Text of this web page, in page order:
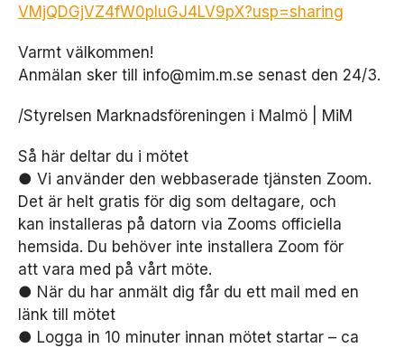
VMjQDGjVZ4fW0pIuGJ4LV9pX?usp=sharing
Varmt välkommen!
Anmälan sker till info@mim.m.se senast den 24/3.
/Styrelsen Marknadsföreningen i Malmö | MiM
Så här deltar du i mötet
● Vi använder den webbaserade tjänsten Zoom.
Det är helt gratis för dig som deltagare, och
kan installeras på datorn via Zooms officiella
hemsida. Du behöver inte installera Zoom för
att vara med på vårt möte.
● När du har anmält dig får du ett mail med en
länk till mötet
● Logga in 10 minuter innan mötet startar – ca